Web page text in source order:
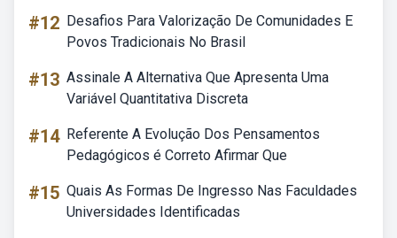
#12 Desafios Para Valorização De Comunidades E
Povos Tradicionais No Brasil
#13 Assinale A Alternativa Que Apresenta Uma
Variável Quantitativa Discreta
#14 Referente A Evolução Dos Pensamentos
Pedagógicos é Correto Afirmar Que
#15 Quais As Formas De Ingresso Nas Faculdades
Universidades Identificadas